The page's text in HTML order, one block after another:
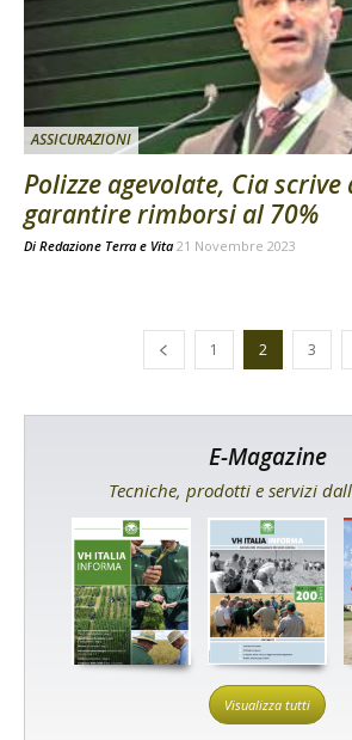
ASSICURAZIONI
Polizze agevolate, Cia
garantire rimborsi al 70%
Di Redazione Terra e Vita 21 Novembre 2023
1 2 3
E-Magazine
Tecniche, prodotti e servizi
Visualizza tutti